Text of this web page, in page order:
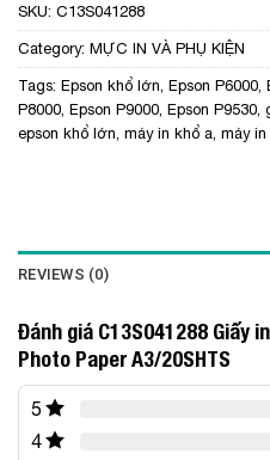
SKU: C13S041288
Category: MỰC IN VÀ PHỤ KIỆN
Tags: Epson khổ lớn Epson P6000
P8000 Epson P9000 Epson P9530
epson khổ lớn máy in khổ a máy
REVIEWS (0)
Đánh giá C13S041288 Giấy
Photo Paper A3/20SHTS
5
4